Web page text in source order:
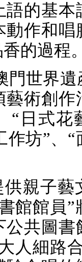
語的基本
動作和唱
的過程
門世界
藝術創作
“日式花
作坊”、“
供親子藝
館館員”
公共圖書
人細路